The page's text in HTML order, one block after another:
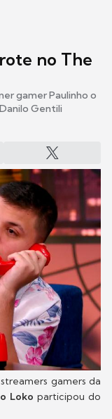
no The
gamer Paulinho o
Gentili
gamers da
Loko participou do